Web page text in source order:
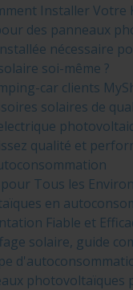
Installer
des panneaux
nécessaire
soi-même ?
car clients
solaires de
qualité et
Tous les
en
Fiable et
solaire, guide
photovoltaïques